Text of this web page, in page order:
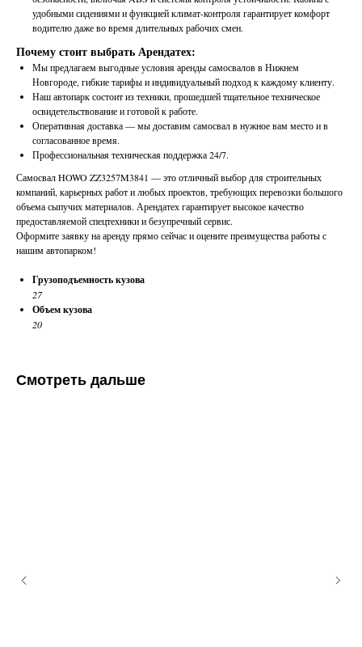
удобными сидениями и функцией климат-контроля гарантирует комфорт
водителю даже во время длительных рабочих смен.
Почему стоит выбрать Арендатех:
Мы предлагаем выгодные условия аренды самосвалов в Нижнем
Новгороде, гибкие тарифы и индивидуальный подход к каждому клиенту.
Наш автопарк состоит из техники, прошедшей тщательное техническое
освидетельствование и готовой к работе.
Оперативная доставка — мы доставим самосвал в нужное вам место и в
согласованное время.
Профессиональная техническая поддержка 24/7.
Самосвал HOWO ZZ3257M3841 — это отличный выбор для строительных
компаний, карьерных работ и любых проектов, требующих перевозки большого
объема сыпучих материалов. Арендатех гарантирует высокое качество
предоставляемой спецтехники и безупречный сервис.
Оформите заявку на аренду прямо сейчас и оцените преимущества работы с
нашим автопарком!
Грузоподъемность кузова
27
Объем кузова
20
Смотреть дальше